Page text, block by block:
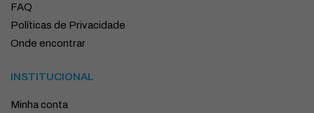
FAQ
Políticas de Privacidade
Onde encontrar
INSTITUCIONAL
Minha conta